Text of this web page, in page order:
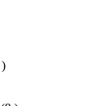
)